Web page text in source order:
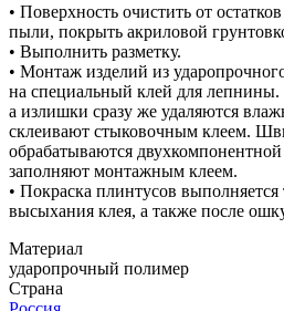
• Поверхность очистить от
пыли, покрыть акриловой
• Выполнить разметку.
• Монтаж изделий из
на специальный клей для
а излишки сразу же удаляются
склеивают стыковочным клеем.
обрабатываются
заполняют монтажным клеем.
• Покраска плинтусов выполняется
высыхания клея, а также после
Материал
ударопрочный полимер
Страна